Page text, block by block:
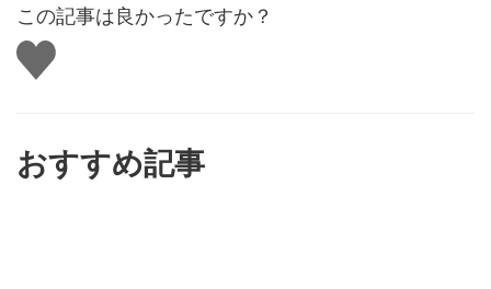
この記事は良かったですか？
い
い
おすすめ記事